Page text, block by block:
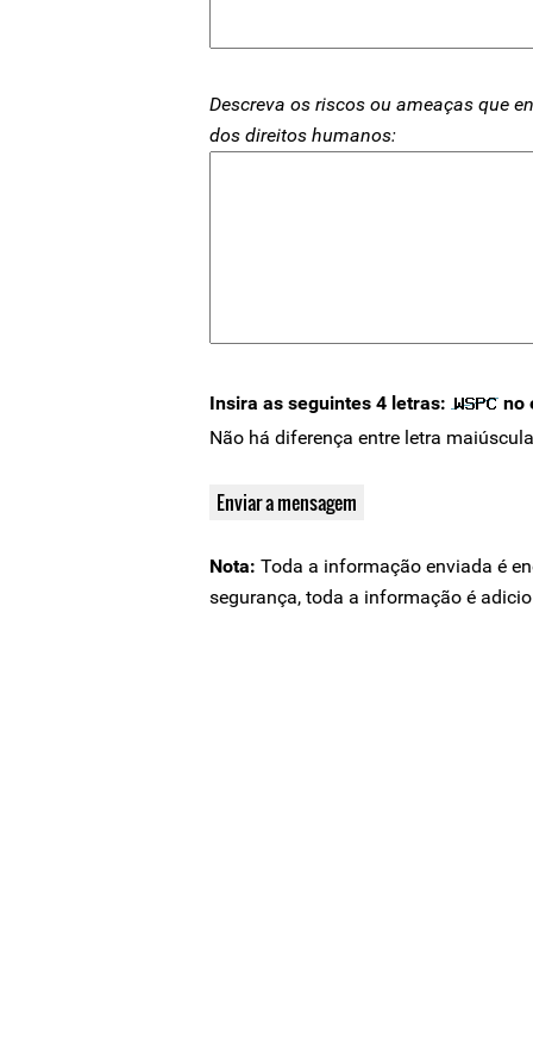
Descreva os riscos ou ameaças que
dos direitos humanos:
Insira as seguintes 4 letras:
no
Não há diferença entre letra
Nota: Toda a informação enviada é
segurança, toda a informação é